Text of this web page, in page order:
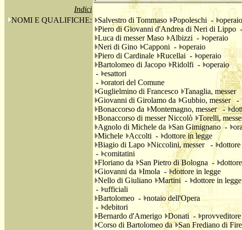
Indici
NOMI E QUALIFICHE:
Salvestro di Tommaso Popoleschi -
operaio
Piero di Giovanni d'Andrea di Neri di Lippo -
Luca di messer Maso
Albizzi -
operaio
Neri di Gino
Capponi -
operaio
Piero di Cardinale
Rucellai -
operaio
Bartolomeo di Jacopo
Ridolfi -
operaio
-
esattori
-
oratori del Comune
Guglielmino di Francesco
Tanaglia, messer
Giovanni di Girolamo da
Gubbio, messer -
Bonaccorso da
Montemagno, messer -
Bonaccorso di messer Niccolò Torelli,
Agnolo di Michele da
San Gimignano -
Michele
Accolti -
dottore in legge
Biagio di Lapo
Niccolini, messer -
-
comitatini
Floriano da
San Pietro di Bologna -
Giovanni da
Imola -
dottore in legge
Nello di Giuliano
Martini -
dottore in legge
-
ufficiali
Bartolomeo -
notaio dell'Opera
-
debitori
Bernardo d'Amerigo
Donati -
Corso di Bartolomeo da San Frediano di